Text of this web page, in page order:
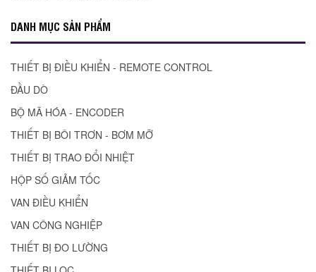
DANH MỤC SẢN PHẨM
THIẾT BỊ ĐIỀU KHIỂN - REMOTE CONTROL
ĐẦU DÒ
BỘ MÃ HÓA - ENCODER
THIẾT BỊ BÔI TRƠN - BƠM MỠ
THIẾT BỊ TRAO ĐỔI NHIỆT
HỘP SỐ GIẢM TỐC
VAN ĐIỀU KHIỂN
VAN CÔNG NGHIỆP
THIẾT BỊ ĐO LƯỜNG